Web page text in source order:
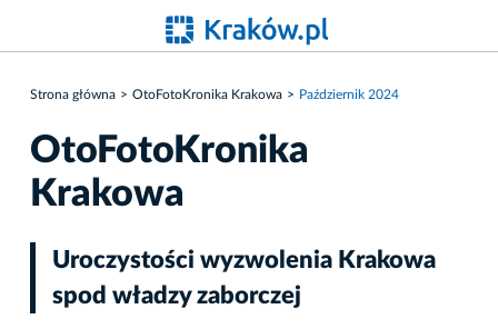
Strona główna OtoFotoKronika Krakowa Październik 2024
OtoFotoKronika
Krakowa
Uroczystości wyzwolenia Krakowa
spod władzy zaborczej